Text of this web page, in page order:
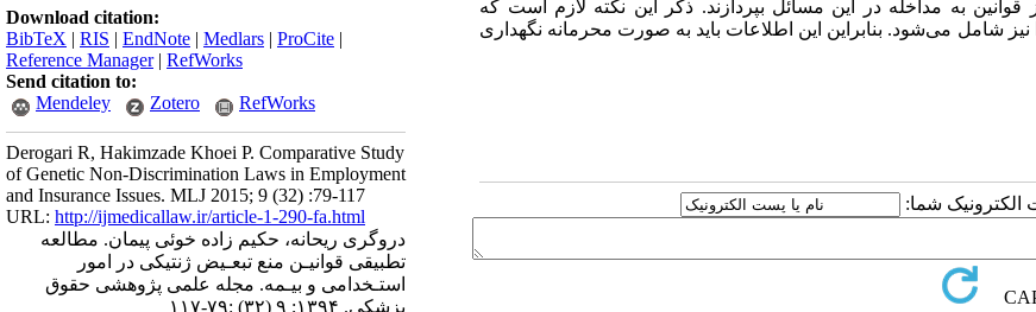
Download citation:
BibTeX | RIS | EndNote | Medlars | ProCite |
Reference Manager| RefWorks
Send citation to:
Mendeley
Zotero RefWorks
Derogari R, Hakimzade Khoei P. Comparative Study
of Genetic Non-Discrimination Laws in Employment
and Insurance Issues. MLJ 2015; 9 (32) :79-117
URL: http://ijmedicallaw.ir/article-1-290-fa.html
دروگری ریحانه، حکیم زاده خوئی پیمان. مطالعه
تطبیقی قوانیـن منع تبعـیض ژنتیکی در امور
استـخدامی و بیـمه. مجله علمی پژوهشی حقوق
پزشکی. ۱۳۹۴; ۹ (۳۲) :۷۹-۱۱۷
به مداخله در این مسائل بپردازند. ذکر این نکته لازم است که
نیز شامل می‌شود. بنابراین این اطلاعات باید به صورت محرمانه نگهداری
الکترونیک شما: